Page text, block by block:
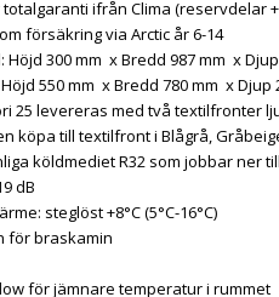
totalgaranti ifrån Clima (reservdelar
försäkring via Arctic år 6-14
Höjd 300 mm x Bredd 987 mm x
550 mm x Bredd 780 mm x Djup
25 levereras med två textilfronter
köpa till textilfront i Blågrå,
köldmediet R32 som jobbar ner
dB
steglöst +8°C (5°C-16°C)
för braskamin
för jämnare temperatur i rummet